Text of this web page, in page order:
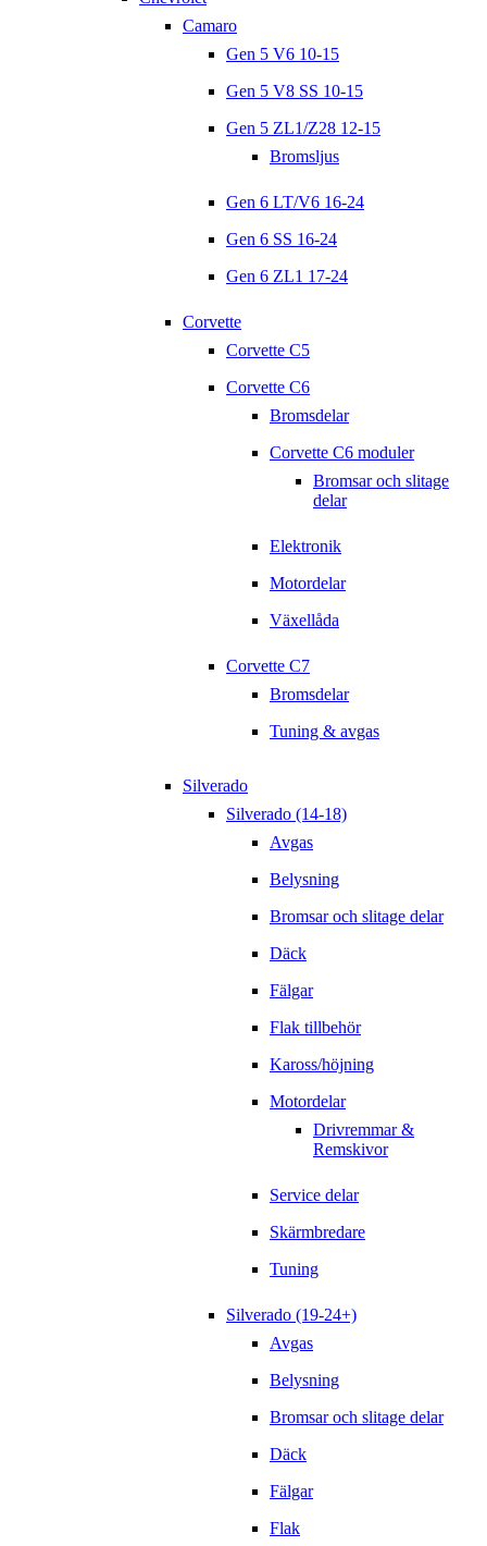
Camaro
Gen 5 V6 10-15
Gen 5 V8 SS 10-15
Gen 5 ZL1/Z28 12-15
Bromsljus
Gen 6 LT/V6 16-24
Gen 6 SS 16-24
Gen 6 ZL1 17-24
Corvette
Corvette C5
Corvette C6
Bromsdelar
Corvette C6 moduler
Bromsar och slitage
delar
Elektronik
Motordelar
Växellåda
Corvette C7
Bromsdelar
Tuning & avgas
Silverado
Silverado (14-18)
Avgas
Belysning
Bromsar och slitage delar
Däck
Fälgar
Flak tillbehör
Kaross/höjning
Motordelar
Drivremmar &
Remskivor
Service delar
Skärmbredare
Tuning
Silverado (19-24+)
Avgas
Belysning
Bromsar och slitage delar
Däck
Fälgar
Flak